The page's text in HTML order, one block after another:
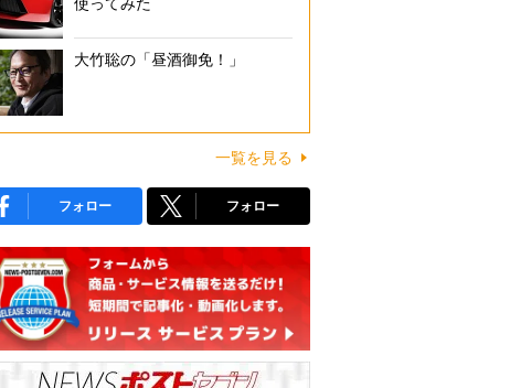
大竹聡の「昼酒御免！」
一覧を見る
フォロー フォロー